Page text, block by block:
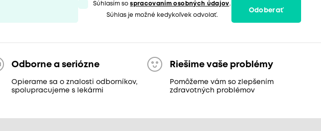
Súhlasím sospracovaním osobných údajov.
Súhlas je možné kedykoľvek odvolať.
Odoberať
Odborne a seriózne
Opierame sa o znalosti odborníkov,
spolupracujeme s lekármi
Riešime vaše problémy
Pomôžeme vám so zlepšením
zdravotných problémov